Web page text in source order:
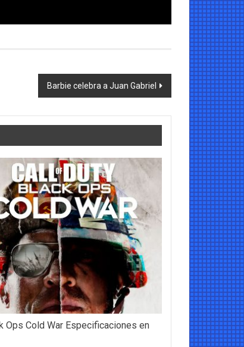
Barbie celebra a Juan Gabriel
Ops Cold War Especificaciones en